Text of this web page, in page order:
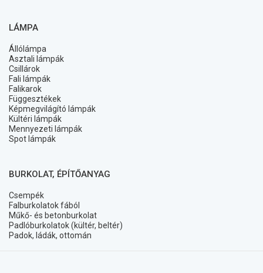
LÁMPA
Állólámpa
Asztali lámpák
Csillárok
Fali lámpák
Falikarok
Függesztékek
Képmegvilágító lámpák
Kültéri lámpák
Mennyezeti lámpák
Spot lámpák
BURKOLAT, ÉPÍTŐANYAG
Csempék
Falburkolatok fából
Műkő- és betonburkolat
Padlóburkolatok (kültér, beltér)
Padok, ládák, ottomán